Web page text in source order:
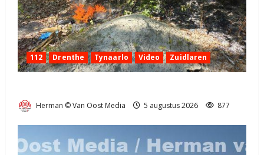
112 Drenthe Tynaarlo Video Zuidlaren
Herman © Van Oost Media 5 augustus 2026 877